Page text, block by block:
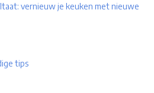
vernieuw je keuken met nieuwe
tips